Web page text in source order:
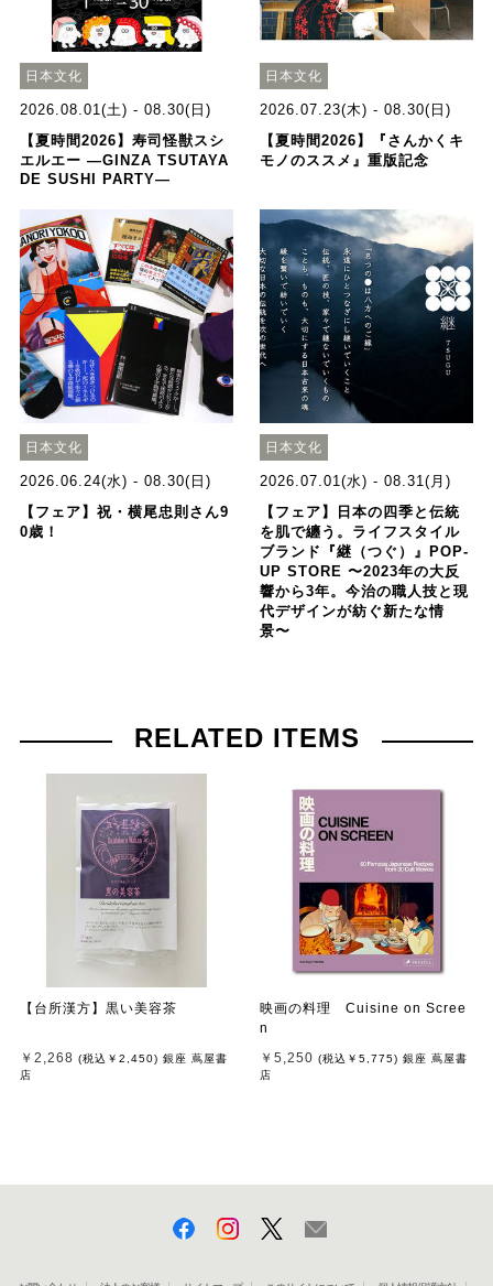
日本文化
2026.08.01(土) - 08.30(日)
【夏時間2026】寿司怪獣スシ
エルエー ―GINZA TSUTAYA
DE SUSHI PARTY―
日本文化
2026.07.23(木) - 08.30(日)
【夏時間2026】『さんかくキ
モノのススメ』重版記念
日本文化
2026.06.24(水) - 08.30(日)
【フェア】祝・横尾忠則さん9
0歳！
日本文化
2026.07.01(水) - 08.31(月)
【フェア】日本の四季と伝統
を肌で纏う。ライフスタイル
ブランド『継（つぐ）』POP-
UP STORE 〜2023年の大反
響から3年。今治の職人技と現
代デザインが紡ぐ新たな情
景〜
RELATED ITEMS
【台所漢方】黒い美容茶
￥2,268 (税込 ￥2,450) 銀座 蔦屋書
店
映画の料理 Cuisine on Scree
n
￥5,250 (税込 ￥5,775) 銀座 蔦屋書
店